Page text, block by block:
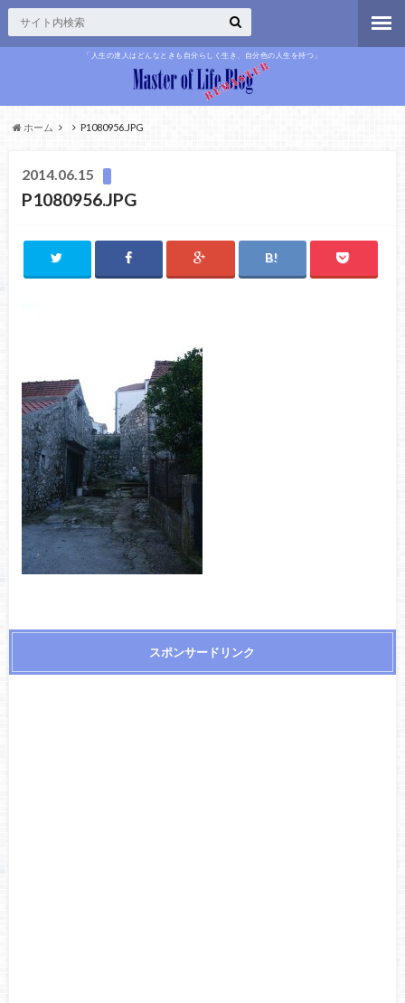
「人生の達人はどんなときも自分らしく生き、自分色の人生を持つ」
ホーム P1080956.JPG
2014.06.15
P1080956.JPG
スポンサードリンク